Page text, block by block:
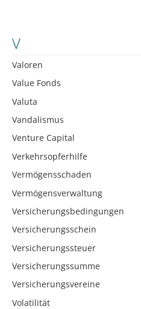
V
Valoren
Value Fonds
Valuta
Vandalismus
Venture Capital
Verkehrsopferhilfe
Vermögensschaden
Vermögensverwaltung
Versicherungsbedingungen
Versicherungsschein
Versicherungssteuer
Versicherungssumme
Versicherungsvereine
Volatilität